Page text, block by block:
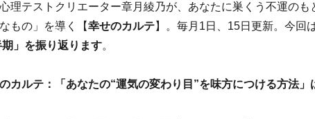
理テストクリエーター章月綾乃が、あなたに巣くう不運のも
もの」を導く【幸せのカルテ】。毎月1日、15日更新。今回は
期」を振り返ります。
のカルテ：「あなたの“運気の変わり目”を味方につける方法」